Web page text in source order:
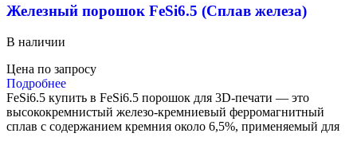
Железный порошок FeSi6.5 (Сплав железа)
В наличии
Цена по запросу
Подробнее
FeSi6.5 купить в FeSi6.5 порошок для 3D-печати — это
высококремнистый железо-кремниевый ферромагнитный
сплав с содержанием кремния около 6,5%, применяемый для